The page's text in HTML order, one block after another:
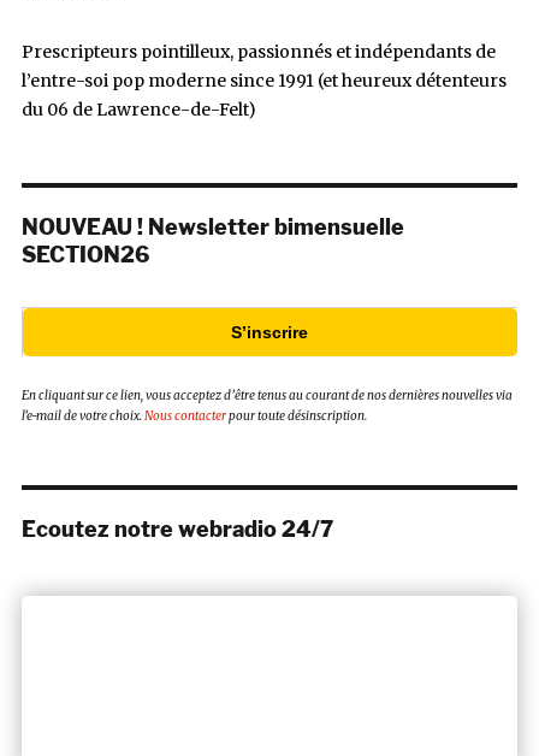
Prescripteurs pointilleux, passionnés et indépendants de
l’entre-soi pop moderne since 1991 (et heureux détenteurs
du 06 de Lawrence-de-Felt)
NOUVEAU ! Newsletter bimensuelle
SECTION26
S’inscrire
En cliquant sur ce lien, vous acceptez d’être tenus au courant de nos dernières nouvelles via
l’e-mail de votre choix.Nous contacterpour toute désinscription.
Ecoutez notre webradio 24/7